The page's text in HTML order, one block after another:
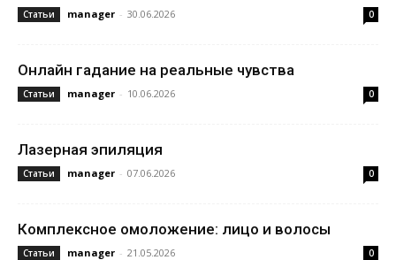
Статьи manager - 30.06.2026 0
Онлайн гадание на реальные чувства
Статьи manager - 10.06.2026 0
Лазерная эпиляция
Статьи manager - 07.06.2026 0
Комплексное омоложение: лицо и волосы
Статьи manager - 21.05.2026 0